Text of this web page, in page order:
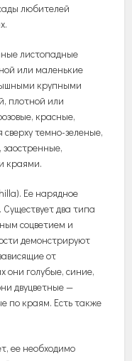
любителей
листопадные
или маленькие
крупными
плотной или
красные,
темно-зеленые,
заостренные,
краями.
Ее нарядное
Существует два типа
соцветием и
демонстрируют
от
они голубые, синие,
двуцветные —
по краям. Есть также
ее необходимо